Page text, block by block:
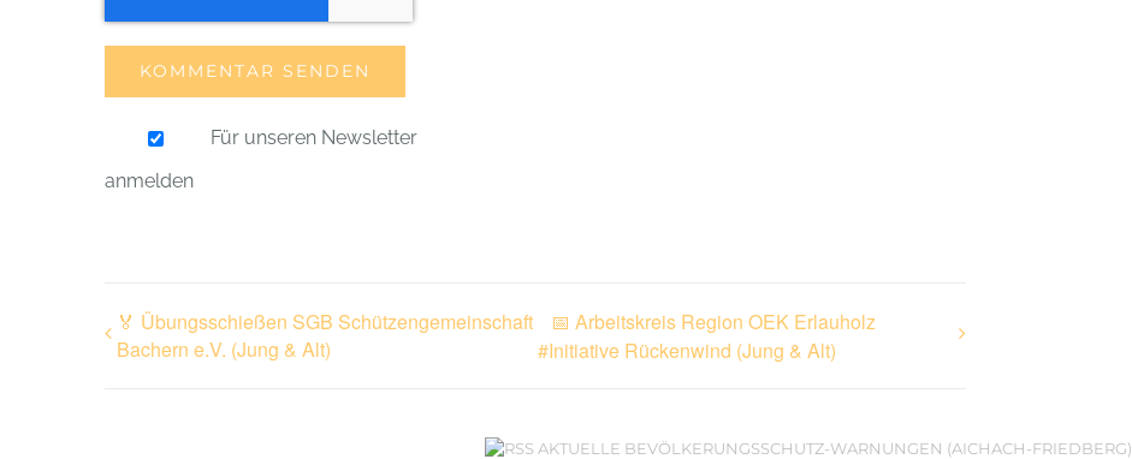
Für unseren Newsletter
anmelden
🏅 Übungsschießen SGB Schützengemeinschaft
Bachern e.V. (Jung & Alt)
📅 Arbeitskreis Region OEK Erlauholz
#Initiative Rückenwind (Jung & Alt)
AKTUELLE BEVÖLKERUNGSSCHUTZ-WARNUNGEN (AICHACH-FRIEDBERG)